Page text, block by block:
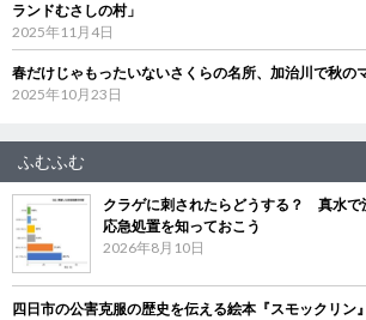
ランドむさしの村」
2025年11月4日
春だけじゃもったいないさくらの名所、加治川で秋の
2025年10月23日
ふむふむ
クラゲに刺されたらどうする？ 真水で
応急処置を知っておこう
2026年8月10日
四日市の公害克服の歴史を伝える絵本『スモックリ